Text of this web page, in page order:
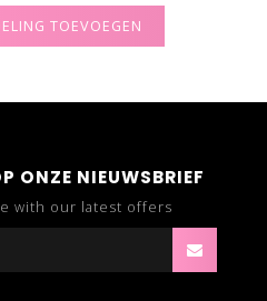
TOEVOEGEN
ONZE NIEUWSBRIEF
with our latest offers